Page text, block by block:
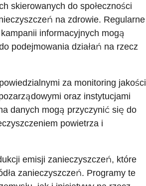
skierowanych do społeczności
na zdrowie. Regularne
informacyjnych mogą
podejmowania działań na rzecz
za monitoring jakości
oraz instytucjami
danych mogą przyczynić się do
powietrza i
emisji zanieczyszczeń, które
zanieczyszczeń. Programy te